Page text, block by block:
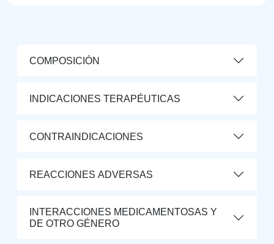
COMPOSICIÓN
INDICACIONES TERAPÉUTICAS
CONTRAINDICACIONES
REACCIONES ADVERSAS
INTERACCIONES MEDICAMENTOSAS Y
DE OTRO GÉNERO